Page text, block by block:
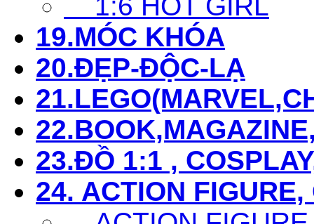
1:6 HOT GIRL
19.MÓC KHÓA
20.ĐẸP-ĐỘC-LẠ
23.ĐỒ 1:1 ,
24. ACTION